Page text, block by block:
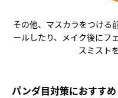
その他、マスカラをつける
ールしたり、メイク後にフ
スミスト
パンダ目対策におすすめ